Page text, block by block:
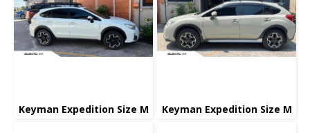
Keyman Expedition Size M Keyman Expedition Size M